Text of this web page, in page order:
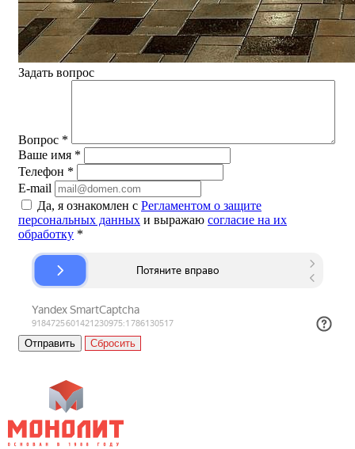
Задать вопрос
Вопрос *
Ваше имя *
Телефон *
E-mail
Да, я ознакомлен с Регламентом о защите
персональных данных и выражаю согласие на их
обработку *
Сбросить